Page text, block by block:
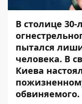
В столице
пытался
человека. В
Киева
обвиняемого.